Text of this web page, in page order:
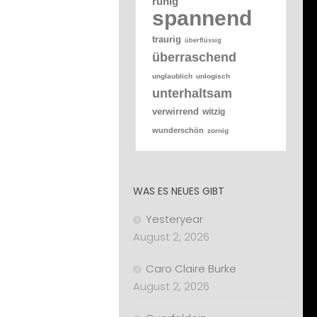
spannend
traurig überflüssig
überraschend
unglaublich unlogisch
unterhaltsam
verwirrend witzig
wunderschön zornig
WAS ES NEUES GIBT
Yesteryear
August 2, 2026
Caro Claire Burke
August 2, 2026